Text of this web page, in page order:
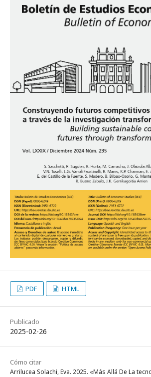
PDF HTML
Publicado
2025-02-26
Cómo citar
Arrilucea Solachi, Eva. 2025. «Más Allá De La